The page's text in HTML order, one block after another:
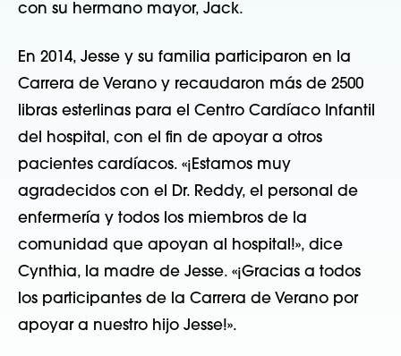
con su hermano mayor, Jack.
En 2014, Jesse y su familia participaron en la
Carrera de Verano y recaudaron más de 2500
libras esterlinas para el Centro Cardíaco Infantil
del hospital, con el fin de apoyar a otros
pacientes cardíacos. «¡Estamos muy
agradecidos con el Dr. Reddy, el personal de
enfermería y todos los miembros de la
comunidad que apoyan al hospital!», dice
Cynthia, la madre de Jesse. «¡Gracias a todos
los participantes de la Carrera de Verano por
apoyar a nuestro hijo Jesse!».